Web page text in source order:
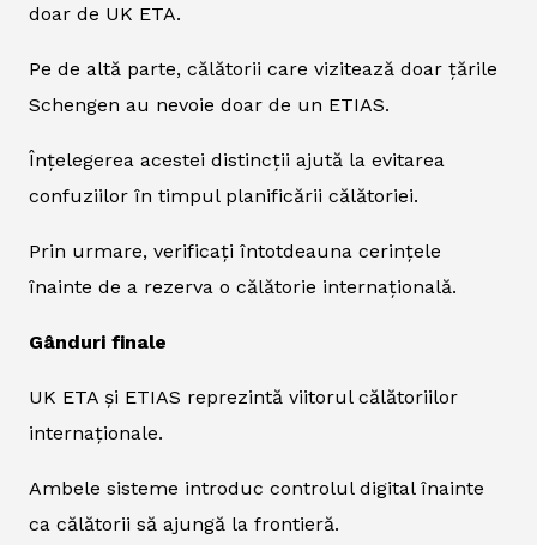
doar de UK ETA.
Pe de altă parte, călătorii care vizitează doar țările
Schengen au nevoie doar de un ETIAS.
Înțelegerea acestei distincții ajută la evitarea
confuziilor în timpul planificării călătoriei.
Prin urmare, verificați întotdeauna cerințele
înainte de a rezerva o călătorie internațională.
Gânduri finale
UK ETA și ETIAS reprezintă viitorul călătoriilor
internaționale.
Ambele sisteme introduc controlul digital înainte
ca călătorii să ajungă la frontieră.